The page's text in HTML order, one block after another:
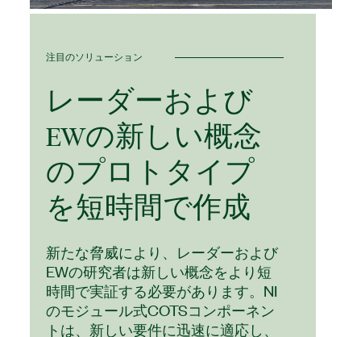
注目のソリューション
レーダーおよび
EWの新しい概念
のプロトタイプ
を短時間で作成
新たな脅威により、レーダーおよび
EWの研究者は新しい概念をより短
時間で実証する必要があります。NI
のモジュール式COTSコンポーネン
トは、新しい要件に迅速に適応し、